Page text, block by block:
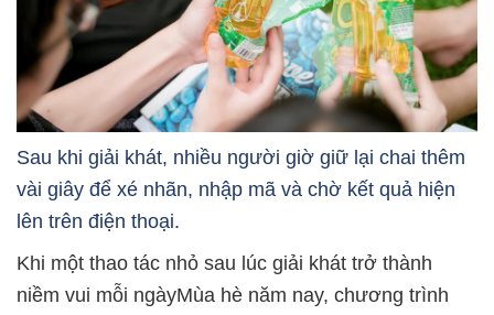
Sau khi giải khát, nhiều người giờ giữ lại chai thêm
vài giây để xé nhãn, nhập mã và chờ kết quả hiện
lên trên điện thoại.
Khi một thao tác nhỏ sau lúc giải khát trở thành
niềm vui mỗi ngàyMùa hè năm nay, chương trình